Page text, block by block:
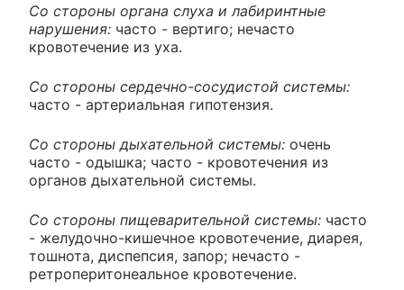
Со стороны органа слуха и лабиринтные
нарушения: часто - вертиго; нечасто
кровотечение из уха.
Со стороны сердечно-сосудистой системы:
часто - артериальная гипотензия.
Со стороны дыхательной системы: очень
часто - одышка; часто - кровотечения из
органов дыхательной системы.
Со стороны пищеварительной системы: часто
- желудочно-кишечное кровотечение, диарея,
тошнота, диспепсия, запор; нечасто -
ретроперитонеальное кровотечение.